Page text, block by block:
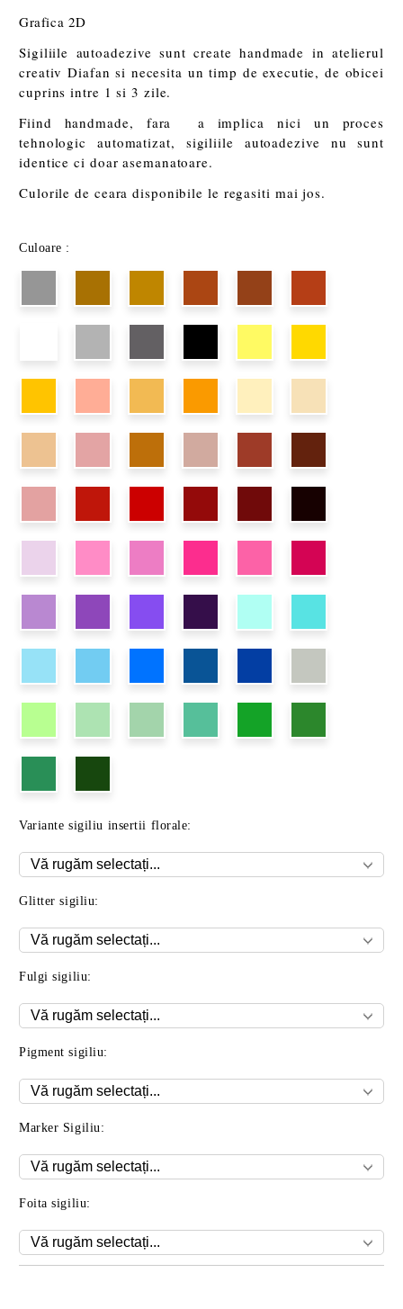
Grafica 2D
Sigiliile autoadezive sunt create handmade in atelierul
creativ Diafan si necesita un timp de executie, de obicei
cuprins intre 1 si 3 zile.
Fiind handmade, fara a implica nici un proces
tehnologic automatizat, sigiliile autoadezive nu sunt
identice ci doar asemanatoare.
Culorile de ceara disponibile le regasiti mai jos.
Culoare :
Variante sigiliu insertii florale:
Glitter sigiliu:
Fulgi sigiliu:
Pigment sigiliu:
Marker Sigiliu:
Foita sigiliu: